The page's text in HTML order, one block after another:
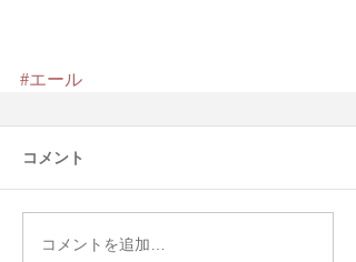
#エール
コメント
コメントを追加…